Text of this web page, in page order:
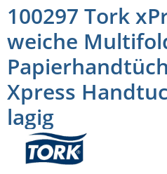
100297 Tork
weiche
Xpress
lagig